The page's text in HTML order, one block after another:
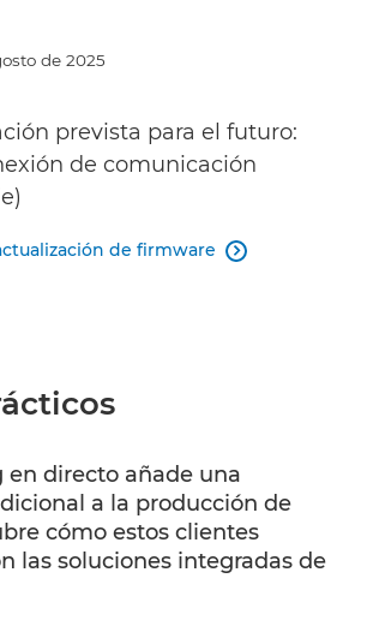
de 2025
prevista para el futuro:
de comunicación
de firmware 
en directo añade una
a la producción de
cómo estos clientes
las soluciones integradas de